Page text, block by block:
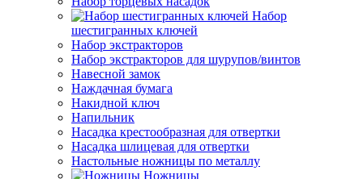
Набор
шестигранных ключей
Набор экстракторов
Набор экстракторов для шурупов/винтов
Навесной замок
Наждачная бумага
Накидной ключ
Напильник
Насадка крестообразная для отвертки
Насадка шлицевая для отвертки
Настольные ножницы по металлу
Ножницы